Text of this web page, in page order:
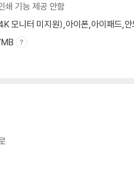
쇄 기능 제공 안함
모니터 미지원),아이폰,아이패드,